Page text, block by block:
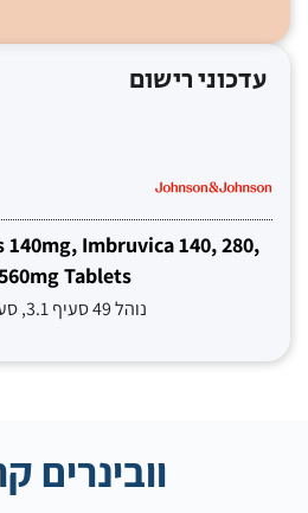
עדכוני רישום
140mg, Imbruvica 140, 280,
Tablets
נוהל 49 סעיף 3.1, סעיף 3.2.3
וובינרים